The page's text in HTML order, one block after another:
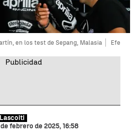
en los test de Sepang, Malasia Efe
febrero de 2025, 16:58